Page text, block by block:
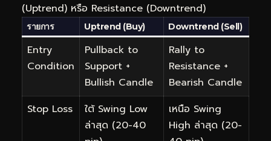
(Uptrend) หรือ Resistance (Downtrend)
รายการ Uptrend (Buy) Downtrend (Sell)
Entry
Condition
Pullback to
Support +
Bullish Candle
Rally to
Resistance +
Bearish Candle
Stop Loss
ใต้ Swing Low
ล่าสุด (20-40
เหนือ Swing
High ล่าสุด (20-